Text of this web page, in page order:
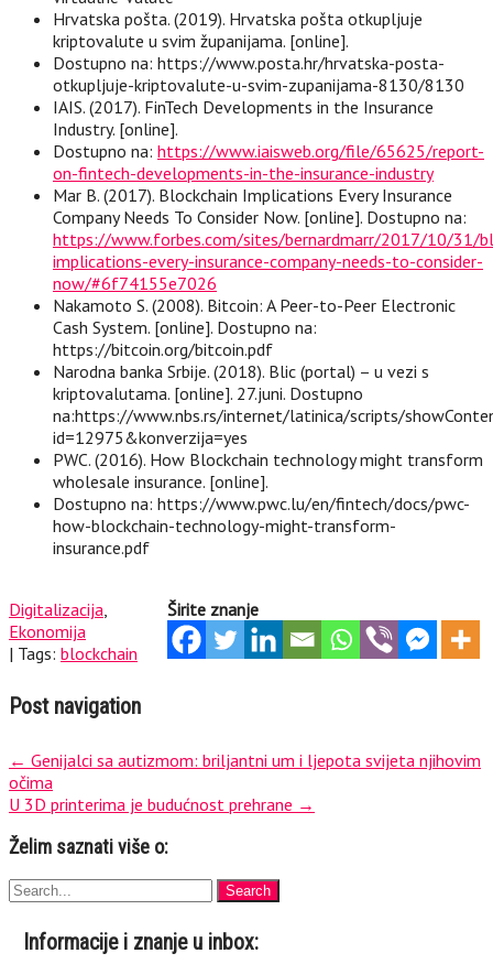
Hrvatska pošta. (2019). Hrvatska pošta otkupljuje
kriptovalute u svim županijama. [online].
Dostupno na: https://www.posta.hr/hrvatska-posta-
otkupljuje-kriptovalute-u-svim-zupanijama-8130/8130
IAIS. (2017). FinTech Developments in the Insurance
Industry. [online].
Dostupno na: https://www.iaisweb.org/file/65625/report-
on-fintech-developments-in-the-insurance-industry
Mar B. (2017). Blockchain Implications Every Insurance
Company Needs To Consider Now. [online]. Dostupno na:
https://www.forbes.com/sites/bernardmarr/2017/10/31/
implications-every-insurance-company-needs-to-consider-
now/#6f74155e7026
Nakamoto S. (2008). Bitcoin: A Peer-to-Peer Electronic
Cash System. [online]. Dostupno na:
https://bitcoin.org/bitcoin.pdf
Narodna banka Srbije. (2018). Blic (portal) – u vezi s
kriptovalutama. [online]. 27.juni. Dostupno
na:https://www.nbs.rs/internet/latinica/scripts/
id=12975&konverzija=yes
PWC. (2016). How Blockchain technology might transform
wholesale insurance. [online].
Dostupno na: https://www.pwc.lu/en/fintech/docs/pwc-
how-blockchain-technology-might-transform-
insurance.pdf
Širite znanje
Digitalizacija
Ekonomija
| Tags: blockchain
Post navigation
← Genijalci sa autizmom: briljantni um i ljepota svijeta njihovim
očima
U 3D printerima je budućnost prehrane →
Želim saznati više o:
Informacije i znanje u inbox: